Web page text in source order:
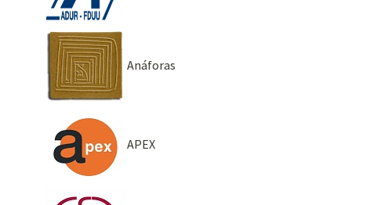
Anáforas
APEX